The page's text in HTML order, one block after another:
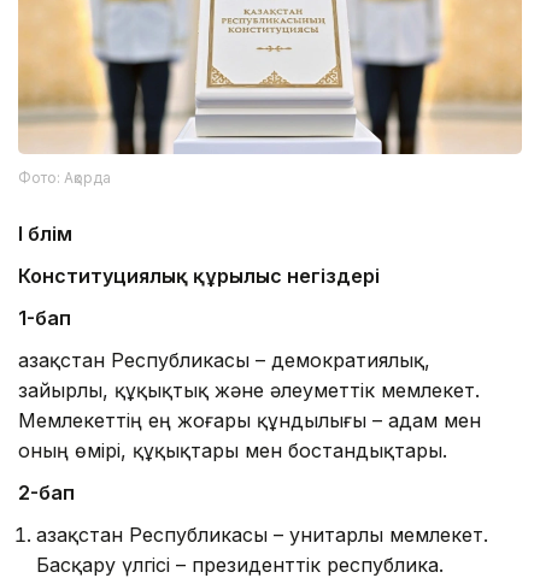
Фото: Ақорда
І бөлім
Конституциялық құрылыс негіздері
1-бап
Қазақстан Республикасы – демократиялық,
зайырлы, құқықтық және әлеуметтік мемлекет.
Мемлекеттің ең жоғары құндылығы – адам мен
оның өмірі, құқықтары мен бостандықтары.
2-бап
Қазақстан Республикасы – унитарлы мемлекет.
Басқару үлгісі – президенттік республика.